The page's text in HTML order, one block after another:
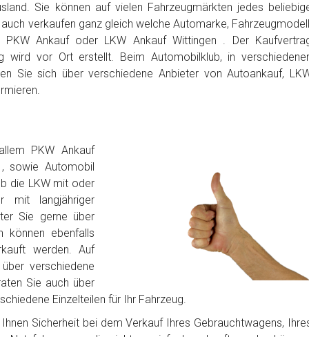
Sie können auf vielen Fahrzeugmärkten jedes
verkaufen ganz gleich welche Automarke,
Ankauf oder LKW Ankauf Wittingen . Der
wird vor Ort erstellt. Beim Automobilklub, in
Sie sich über verschiedene Anbieter von Autoankauf,
PKW Ankauf
sowie Automobil
die LKW mit oder
mit langjähriger
Sie gerne über
können ebenfalls
werden. Auf
verschiedene
Sie auch über
Einzelteilen für Ihr Fahrzeug.
Sicherheit bei dem Verkauf Ihres Gebrauchtwagens,